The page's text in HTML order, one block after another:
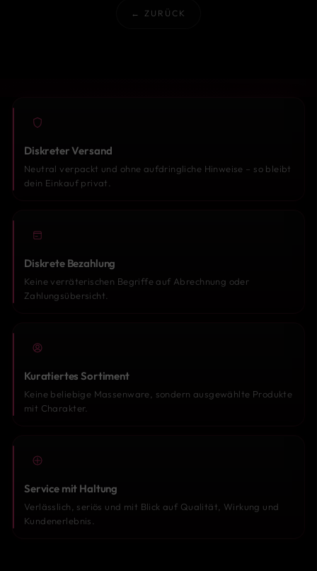
← ZURÜCK
Diskreter Versand
Neutral verpackt und ohne aufdringliche Hinweise – so bleibt
dein Einkauf privat.
Diskrete Bezahlung
Keine verräterischen Begriffe auf Abrechnung oder
Zahlungsübersicht.
Kuratiertes Sortiment
Keine beliebige Massenware, sondern ausgewählte Produkte
mit Charakter.
Service mit Haltung
Verlässlich, seriös und mit Blick auf Qualität, Wirkung und
Kundenerlebnis.